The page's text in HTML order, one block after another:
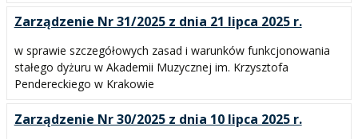
Zarządzenie Nr 31/2025 z dnia 21 lipca 2025 r.
w sprawie szczegółowych zasad i warunków funkcjonowania
stałego dyżuru w Akademii Muzycznej im. Krzysztofa
Pendereckiego w Krakowie
Zarządzenie Nr 30/2025 z dnia 10 lipca 2025 r.